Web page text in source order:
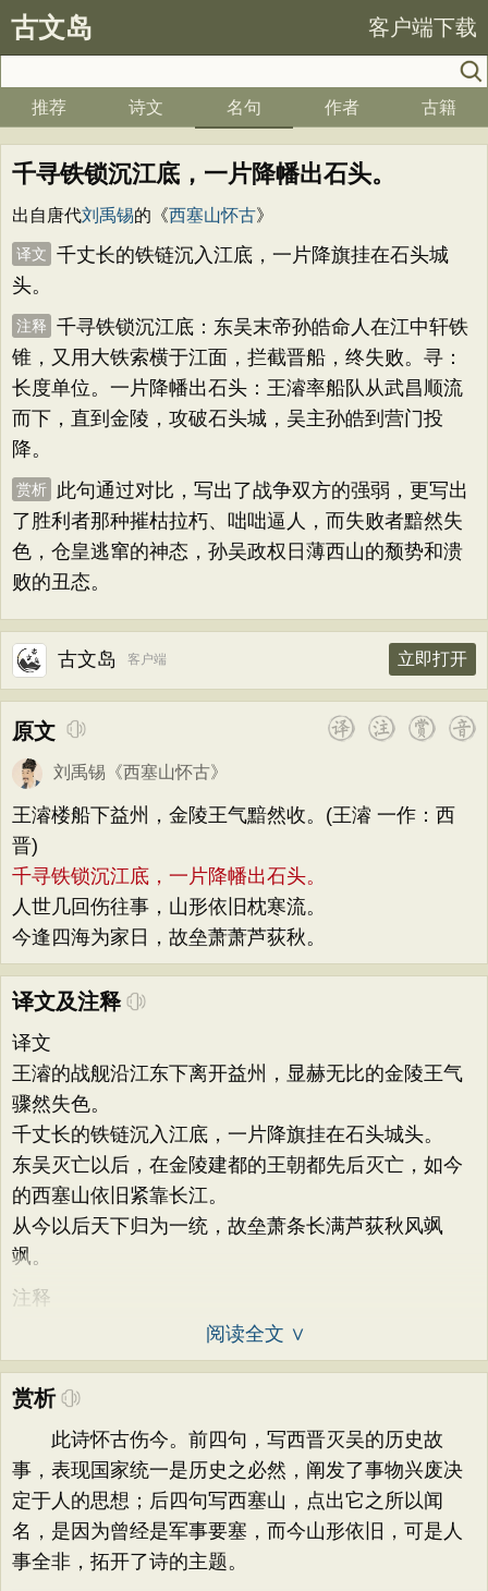
古文岛 客户端下载
推荐 诗文 名句 作者 古籍
千寻铁锁沉江底，一片降幡出石头。
出自唐代刘禹锡的《西塞山怀古》
译文
千丈长的铁链沉入江底，一片降旗挂在石头城
头。
注释
千寻铁锁沉江底：东吴末帝孙皓命人在江中轩铁
锥，又用大铁索横于江面，拦截晋船，终失败。寻：
长度单位。一片降幡出石头：王濬率船队从武昌顺流
而下，直到金陵，攻破石头城，吴主孙皓到营门投
降。
赏析
此句通过对比，写出了战争双方的强弱，更写出
了胜利者那种摧枯拉朽、咄咄逼人，而失败者黯然失
色，仓皇逃窜的神态，孙吴政权日薄西山的颓势和溃
败的丑态。
古文岛 客户端 立即打开
原文
刘禹锡 《西塞山怀古》
王濬楼船下益州，金陵王气黯然收。(王濬 一作：西
晋)
千寻铁锁沉江底，一片降幡出石头。
人世几回伤往事，山形依旧枕寒流。
今逢四海为家日，故垒萧萧芦荻秋。
译文及注释
译文
王濬的战舰沿江东下离开益州，显赫无比的金陵王气
骤然失色。
千丈长的铁链沉入江底，一片降旗挂在石头城头。
东吴灭亡以后，在金陵建都的王朝都先后灭亡，如今
的西塞山依旧紧靠长江。
从今以后天下归为一统，故垒萧条长满芦荻秋风飒
飒。
注释
阅读全文 ∨
赏析
此诗怀古伤今。前四句，写西晋灭吴的历史故
事，表现国家统一是历史之必然，阐发了事物兴废决
定于人的思想；后四句写西塞山，点出它之所以闻
名，是因为曾经是军事要塞，而今山形依旧，可是人
事全非，拓开了诗的主题。